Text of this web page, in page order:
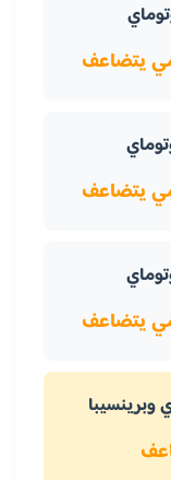
21 في ساوتوماي
18 في ساوتوماي
14 في ساوتوماي